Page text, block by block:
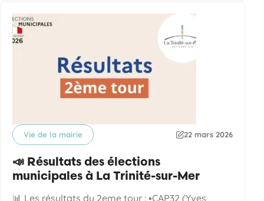
📣 Résultats des élections
municipales à La Trinité-sur-Mer
Catégorie
Vie de la mairie Date de publication
22 mars 2026
📊 Les résultats du 2eme tour : ▪️CAP32 (Yves